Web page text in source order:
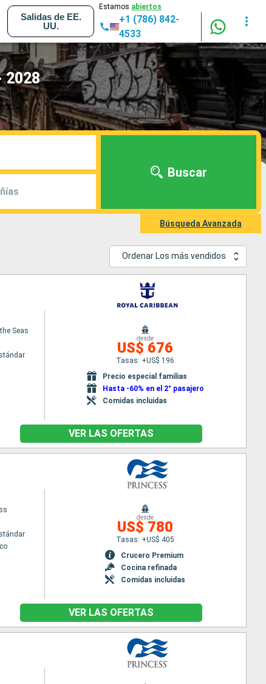
Salidas de EE.
UU.
Estamos abiertos
+1 (786) 842-
4533
2028
Buscar
Búsqueda Avanzada
Ordenar Los más vendidos
Seas
desde
US$ 676
Tasas: +US$ 196
Precio especial familias
Hasta -60% en el 2° pasajero
Comidas incluidas
VER LAS OFERTAS
desde
US$ 780
Tasas: +US$ 405
Crucero Premium
Cocina refinada
Comidas incluidas
VER LAS OFERTAS